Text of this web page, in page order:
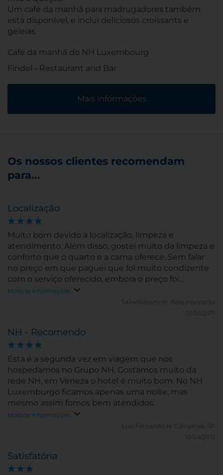
Um café da manhã para madrugadores também
está disponível, e inclui deliciosos croissants e
geleias.
Café da manhã do NH Luxembourg
Findel - Restaurant and Bar
Mais informações
Os nossos clientes recomendam
para...
Localização
Muito bom devido a localização, limpeza e
atendimento. Além disso, gostei muito da limpeza e
conforto que o quarto e a cama oferece. Sem falar
no preço em que paguei que foi muito condizente
com o serviço oferecido, embora o preço foi
realizado em condições entre empresas. Não sei se
o preço irá variar significativamente em caso de
Mostrar informações
541williammrm.
Belo Horizonte
05/10/2017
NH - Recomendo
Esta é a segunda vez em viagem que nos
hospedamos no Grupo NH. Gostamos muito da
rede NH, em Veneza o hotel é muito bom. No NH
Luxemburgo ficamos apenas uma noite, mas
mesmo assim fomos bem atendidos.
Mostrar informações
Luiz Fernando N.
Campinas, SP
10/04/2015
Satisfatória